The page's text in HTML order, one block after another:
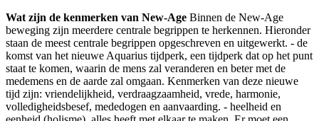
Wat zijn de kenmerken van New-Age Binnen de New-Age
beweging zijn meerdere centrale begrippen te herkennen. Hieronder
staan de meest centrale begrippen opgeschreven en uitgewerkt. - de
komst van het nieuwe Aquarius tijdperk, een tijdperk dat op het punt
staat te komen, waarin de mens zal veranderen en beter met de
medemens en de aarde zal omgaan. Kenmerken van deze nieuwe
tijd zijn: vriendelijkheid, verdraagzaamheid, vrede, harmonie,
volledigheidsbesef, mededogen en aanvaarding. - heelheid en